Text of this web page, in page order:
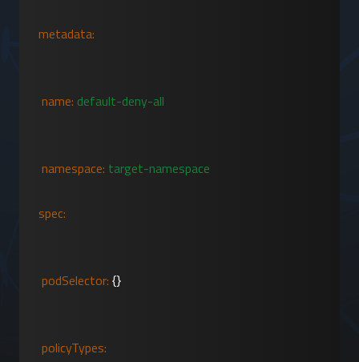
metadata:
name: default-deny-all
namespace: target-namespace
spec:
podSelector: {}
policyTypes: